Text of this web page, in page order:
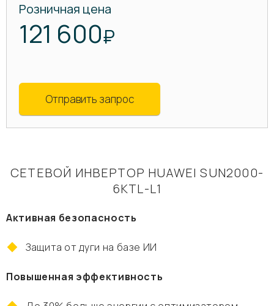
Розничная цена
121 600₽
Отправить запрос
СЕТЕВОЙ ИНВЕРТОР HUAWEI SUN2000-
6KTL-L1
Активная безопасность
Защита от дуги на базе ИИ
Повышенная эффективность